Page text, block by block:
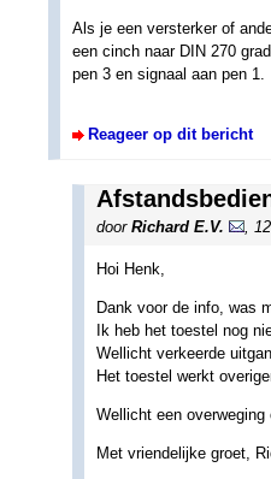
Als je een versterker of
een cinch naar DIN 270
pen 3 en signaal aan pen 1.
Reageer op dit bericht
door Richard E.V.
Hoi Henk,
Dank voor de info, was
Ik heb het toestel nog
Wellicht verkeerde
Het toestel werkt
Wellicht een
Met vriendelijke groet,